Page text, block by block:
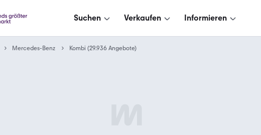
Suchen Verkaufen Informieren
Mercedes-Benz Kombi (29.936 Angebote)